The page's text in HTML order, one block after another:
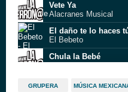
Vete Ya
Alacranes Musical
El daño te lo haces
El Bebeto
Chula la Bebé
Porque te quiero
GRUPERA MÚSICA